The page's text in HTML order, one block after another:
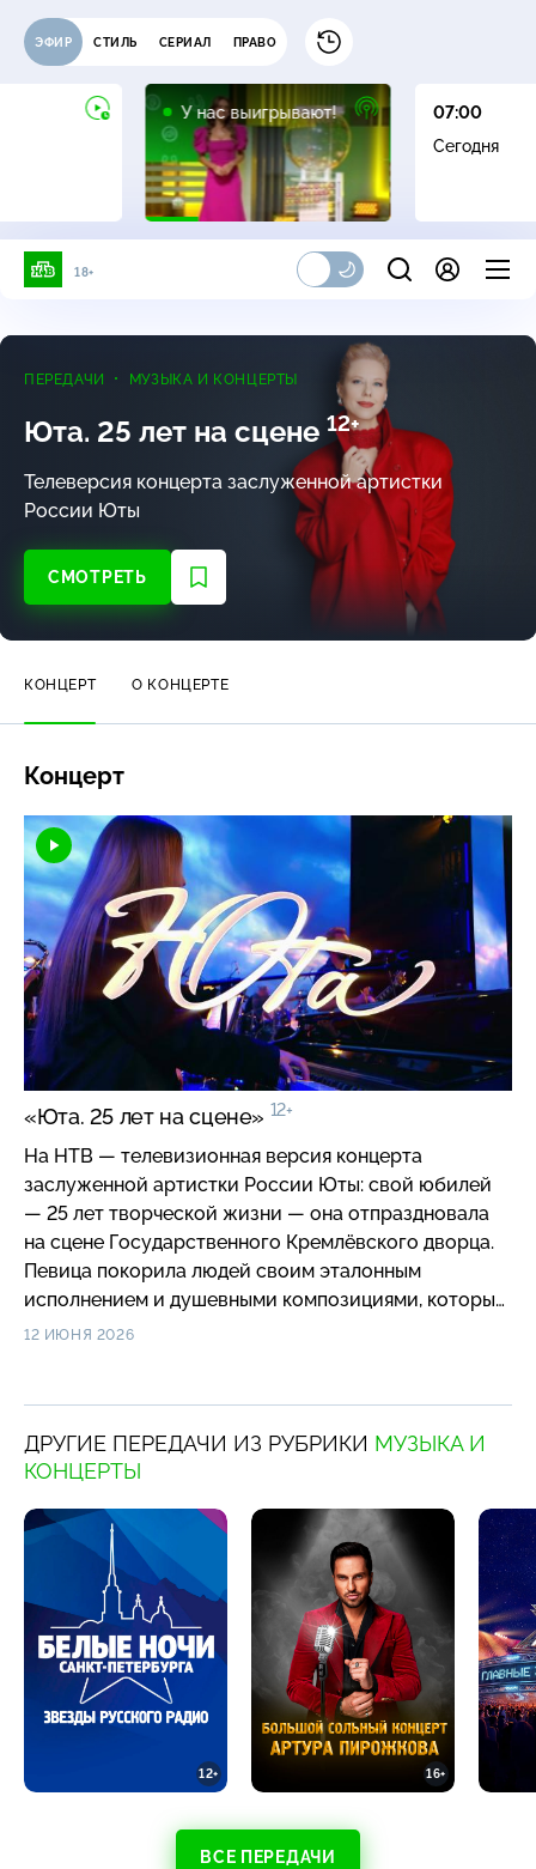
ЭФИР СТИЛЬ СЕРИАЛ ПРАВО
У нас выигрывают!
12+
07:00
Сегодня
18+
ПЕРЕДАЧИ МУЗЫКА И КОНЦЕРТЫ
Юта. 25 лет на сцене 12+
Телеверсия концерта заслуженной артистки
России Юты
СМОТРЕТЬ
КОНЦЕРТ О КОНЦЕРТЕ
Концерт
«Юта. 25 лет на сцене» 12+
На НТВ — телевизионная версия концерта
заслуженной артистки России Юты: свой юбилей
— 25 лет творческой жизни — она отпраздновала
на сцене Государственного Кремлёвского дворца.
Певица покорила людей своим эталонным
исполнением и душевными композициями, которые
вызывают слезы. Она стала символом надежды и
поколение», «О нём», «За Россию», «Падать»,
«Мама» и др. в сопровождении большого
песни и пляски имени А. В. Александрова.
12 ИЮНЯ 2026
ДРУГИЕ ПЕРЕДАЧИ ИЗ РУБРИКИ МУЗЫКА И
КОНЦЕРТЫ
12+ 16+
ВСЕ ПЕРЕДАЧИ